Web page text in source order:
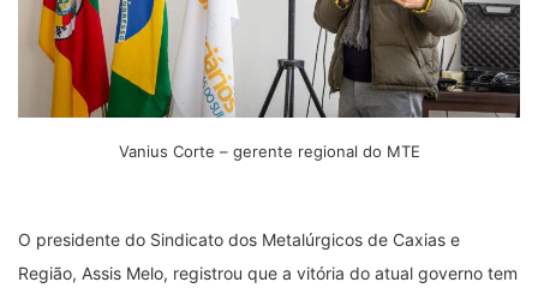
Vanius Corte – gerente regional do MTE
O presidente do Sindicato dos Metalúrgicos de Caxias e
Região, Assis Melo, registrou que a vitória do atual governo tem